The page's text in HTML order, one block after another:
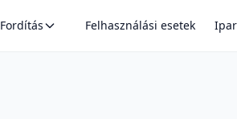
Fordítás Felhasználási esetek